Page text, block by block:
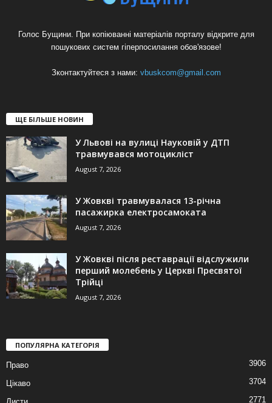
Голос Бущини. При копіюванні матеріалів порталу відкрите для
пошукових систем гіперпосилання обов'язове!
Зконтактуйтеся з нами: vbuskcom@gmail.com
ЩЕ БІЛЬШЕ НОВИН
У Львові на вулиці Науковій у ДТП
травмувався мотоцикліст
August 7, 2026
У Жовкві травмувалася 13-річна
пасажирка електросамоката
August 7, 2026
У Жовкві після реставрації відслужили
перший молебень у Церкві Пресвятої
Трійці
August 7, 2026
ПОПУЛЯРНА КАТЕГОРІЯ
Право 3906
Цікаво 3704
2771